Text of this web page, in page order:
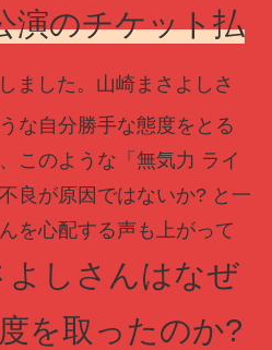
演のチケット払
ました。山崎まさよしさ
な自分勝手な態度をとる
このような「無気力 ライ
良が原因ではないか? と一
を心配する声も上がって
よしさんはなぜ
を取ったのか?